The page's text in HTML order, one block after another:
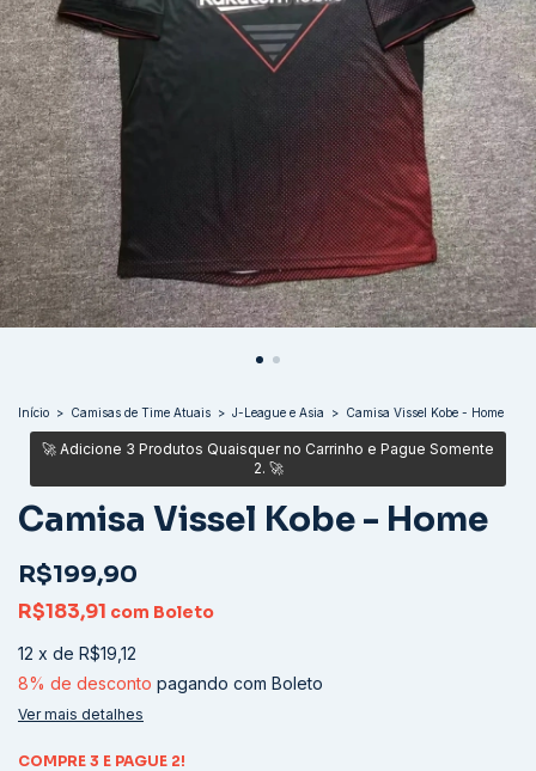
Início > Camisas de Time Atuais > J-League e Asia > Camisa Vissel Kobe - Home
Camisa Vissel Kobe - Home
R$199,90
R$183,91 com Boleto
12 x de R$19,12
8% de desconto pagando com Boleto
Ver mais detalhes
COMPRE 3 E PAGUE 2!